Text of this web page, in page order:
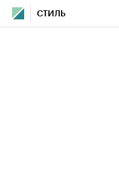
СТИЛЬ